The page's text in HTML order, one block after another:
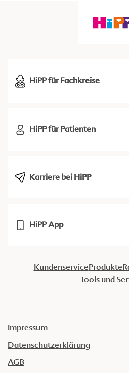
HiPP für Fachkreise
HiPP für Patienten
Karriere bei HiPP
HiPP App
KundenserviceProdukte
Tools und
Impressum
Datenschutzerklärung
AGB